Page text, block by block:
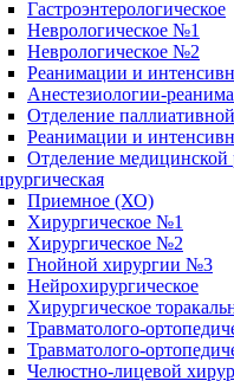
Гастроэнтерологическое
Неврологическое №1
Неврологическое №2
Реанимации и
Анестезиологии-
Отделение
Реанимации и
Отделение
Приемное (ХО)
Хирургическое №1
Хирургическое №2
Гнойной хирургии №3
Нейрохирургическое
Хирургическое
Травматолого-
Травматолого-
Челюстно-лицевой